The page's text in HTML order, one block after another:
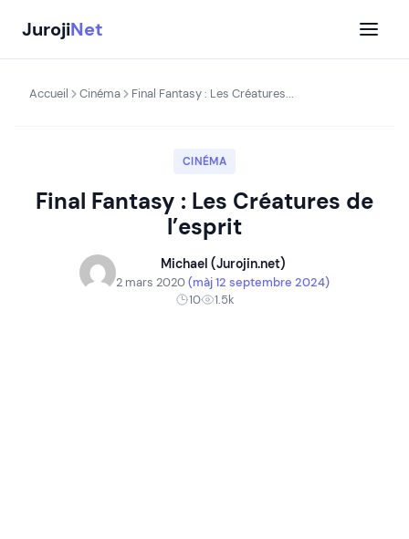
contenu
JurojiNet
Accueil Cinéma Final Fantasy : Les Créatures...
CINÉMA
Final Fantasy : Les Créatures de
l’esprit
Michael (Jurojin.net)
2 mars 2020(màj 12 septembre 2024)
10
1.5k